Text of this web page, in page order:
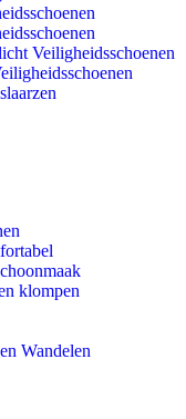
Veiligheidsschoenen
klompen
Wandelen